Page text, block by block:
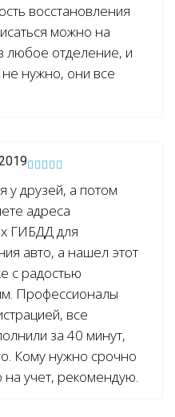
восстановления
можно на
любое отделение, и
нужно, они все
у друзей, а потом
адреса
ГИБДД для
авто, а нашел этот
с радостью
Профессионалы
все
за 40 минут,
Кому нужно срочно
на учет, рекомендую.